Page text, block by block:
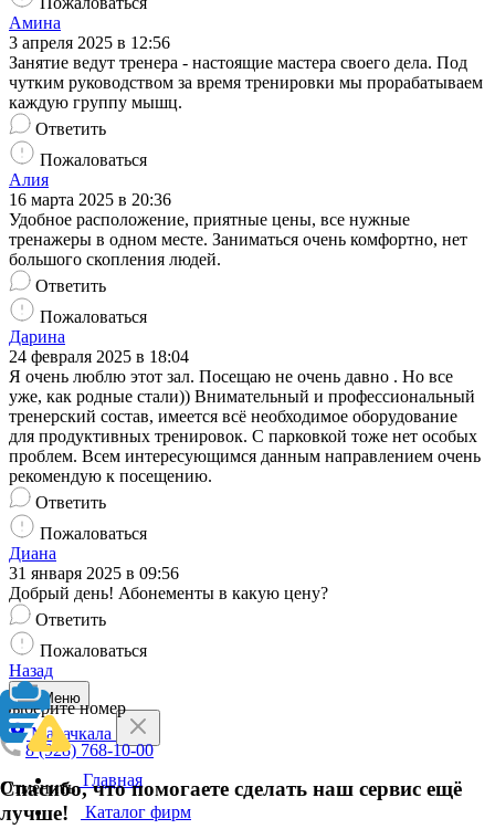
Амина
3 апреля 2025 в 12:56
Занятие ведут тренера - настоящие мастера своего дела. Под
чутким руководством за время тренировки мы прорабатываем
каждую группу мышц.
Ответить
Пожаловаться
Алия
16 марта 2025 в 20:36
Удобное расположение, приятные цены, все нужные
тренажеры в одном месте. Заниматься очень комфортно, нет
большого скопления людей.
Ответить
Пожаловаться
Дарина
24 февраля 2025 в 18:04
Я очень люблю этот зал. Посещаю не очень давно . Но все
уже, как родные стали)) Внимательный и профессиональный
тренерский состав, имеется всё необходимое оборудование
для продуктивных тренировок. С парковкой тоже нет особых
проблем. Всем интересующимся данным направлением очень
рекомендую к посещению.
Ответить
Пожаловаться
Диана
31 января 2025 в 09:56
Добрый день! Абонементы в какую цену?
Ответить
Пожаловаться
Назад
Выберите номер
8 (928) 768-10-00
Отменить
Спасибо, что помогаете сделать наш сервис ещё
лучше!
Меню
Махачкала
Главная
Каталог фирм